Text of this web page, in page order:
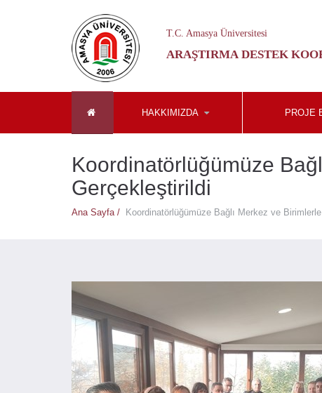
T.C. Amasya Üniversitesi
ARAŞTIRMA DESTEK
HAKKIMIZDA PROJE
Koordinatörlüğümüze
Gerçekleştirildi
Ana Sayfa / Koordinatörlüğümüze Bağlı Merkez ve